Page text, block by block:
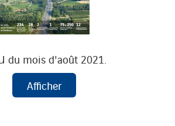
du mois d'août 2021.